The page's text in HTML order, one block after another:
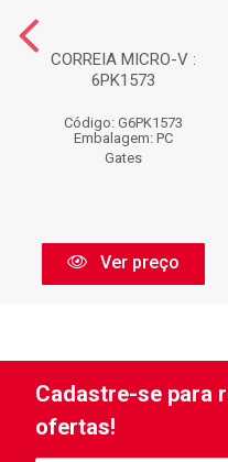
CORREIA MICRO-V :
6PK1573
Código: G6PK1573
Embalagem: PC
Gates
Ver preço
Cadastre-se para
ofertas!